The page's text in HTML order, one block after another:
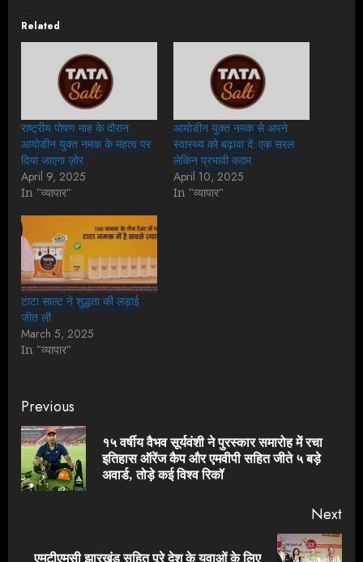
Related
राष्ट्रीय पोषण माह के दौरान
आयोडीन युक्त नमक के महत्व पर
दिया जाएगा ज़ोर
April 9, 2025
In "व्यापार"
आयोडीन युक्त नमक से अपने
स्वास्थ्य को बढ़ावा दें: एक सरल
लेकिन प्रभावी कदम
April 10, 2025
In "व्यापार"
टाटा साल्ट ने शुद्धता की लड़ाई
जीत ली
March 5, 2025
In "व्यापार"
Continue
Reading
Previous
१५ वर्षीय वैभव सूर्यवंशी ने पुरस्कार समारोह में रचा
इतिहास ऑरेंज कैप और एमवीपी सहित जीते ५ बड़े
अवार्ड, तोड़े कई विश्व रिकॉ
Next
एमटीएमसी झारखंड सहित पूरे देश के युवाओं के लिए